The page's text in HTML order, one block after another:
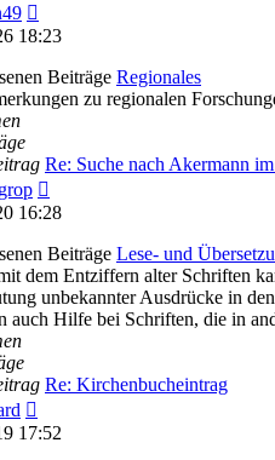
Beitrag
18:23
Regionales
zu regionalen
Re: Suche nach Akermann
Beitrag
16:28
Lese- und
dem Entziffern alter Schriften
unbekannter Ausdrücke in
auch Hilfe bei Schriften, die in
Re: Kirchenbucheintrag
Beitrag
17:52